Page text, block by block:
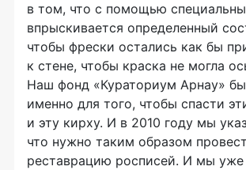
в том, что с помощью
впрыскивается определенный
чтобы фрески остались как бы
к стене, чтобы краска не могла
Наш фонд «Кураториум Арнау»
именно для того, чтобы спасти
и эту кирху. И в 2010 году мы
что нужно таким образом
реставрацию росписей. И мы уже